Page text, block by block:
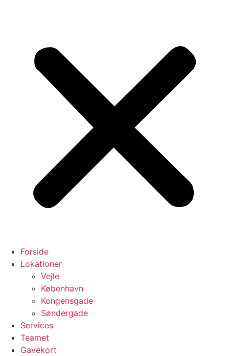
Forside
Lokationer
Vejle
København
Kongensgade
Søndergade
Services
Teamet
Gavekort